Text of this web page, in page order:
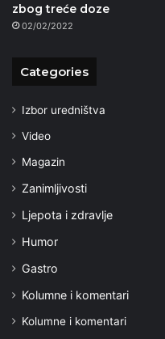
zbog treće doze
02/02/2022
Categories
Izbor uredništva
Video
Magazin
Zanimljivosti
Ljepota i zdravlje
Humor
Gastro
Kolumne i komentari
Kolumne i komentari